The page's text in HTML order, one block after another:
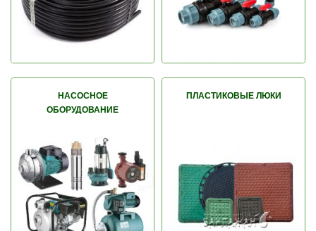
НАСОСНОЕ
ОБОРУДОВАНИЕ
ПЛАСТИКОВЫЕ ЛЮКИ